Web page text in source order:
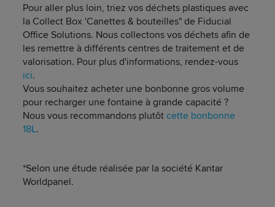
Pour aller plus loin, triez vos déchets plastiques avec
la Collect Box 'Canettes & bouteilles" de Fiducial
Office Solutions. Nous collectons vos déchets afin de
les remettre à différents centres de traitement et de
valorisation. Pour plus d'informations, rendez-vous
ici.
Vous souhaitez acheter une bonbonne gros volume
pour recharger une fontaine à grande capacité ?
Nous vous recommandons plutôtcette bonbonne
18L.
*Selon une étude réalisée par la société Kantar
Worldpanel.